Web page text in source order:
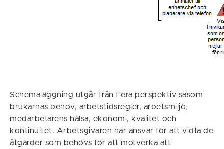
Schemaläggning utgår från flera perspektiv såsom
brukarnas behov, arbetstidsregler, arbetsmiljö,
medarbetarens hälsa, ekonomi, kvalitet och
kontinuitet. Arbetsgivaren har ansvar för att vidta de
åtgärder som behövs för att motverka att